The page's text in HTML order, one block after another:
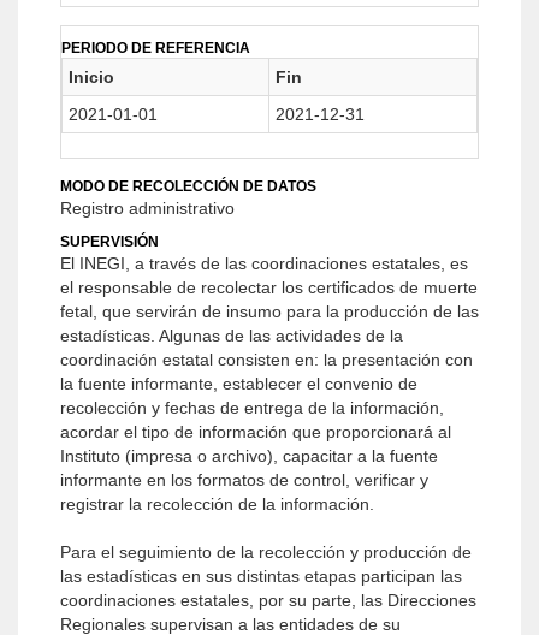
PERIODO DE REFERENCIA
Inicio
Fin
2021-01-01
2021-12-31
MODO DE RECOLECCIÓN DE DATOS
Registro administrativo
SUPERVISIÓN
El INEGI, a través de las coordinaciones estatales, es
el responsable de recolectar los certificados de muerte
fetal, que servirán de insumo para la producción de las
estadísticas. Algunas de las actividades de la
coordinación estatal consisten en: la presentación con
la fuente informante, establecer el convenio de
recolección y fechas de entrega de la información,
acordar el tipo de información que proporcionará al
Instituto (impresa o archivo), capacitar a la fuente
informante en los formatos de control, verificar y
registrar la recolección de la información.
Para el seguimiento de la recolección y producción de
las estadísticas en sus distintas etapas participan las
coordinaciones estatales, por su parte, las Direcciones
Regionales supervisan a las entidades de su